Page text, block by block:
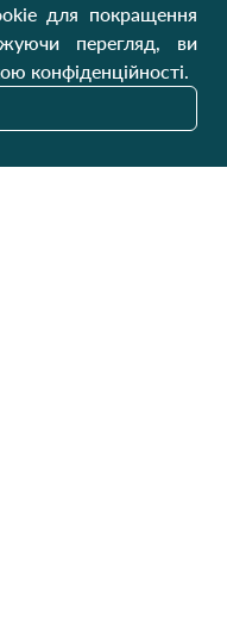
707-00-45
302-84-98
дзвінок
для покращення
перегляд, ви
конфіденційності.